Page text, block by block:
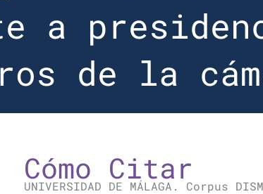
a
de la
Cómo Citar
UNIVERSIDAD DE MÁLAGA. Corpus